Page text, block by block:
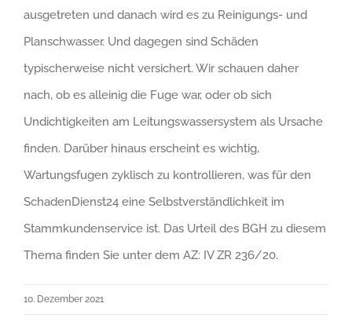
ausgetreten und danach wird es zu Reinigungs- und
Planschwasser. Und dagegen sind Schäden
typischerweise nicht versichert. Wir schauen daher
nach, ob es alleinig die Fuge war, oder ob sich
Undichtigkeiten am Leitungswassersystem als Ursache
finden. Darüber hinaus erscheint es wichtig,
Wartungsfugen zyklisch zu kontrollieren, was für den
SchadenDienst24 eine Selbstverständlichkeit im
Stammkundenservice ist. Das Urteil des BGH zu diesem
Thema finden Sie unter dem AZ: IV ZR 236/20.
10. Dezember 2021